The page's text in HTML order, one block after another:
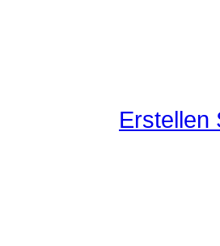
Erstellen